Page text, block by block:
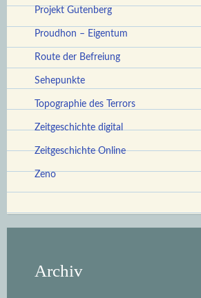
Projekt Gutenberg
Proudhon – Eigentum
Route der Befreiung
Sehepunkte
Topographie des Terrors
Zeitgeschichte digital
Zeitgeschichte Online
Zeno
Archiv